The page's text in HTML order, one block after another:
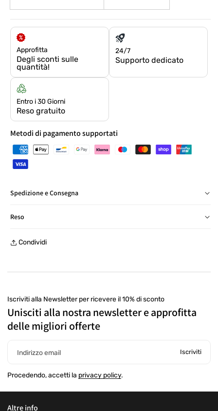
Approfitta
Degli sconti sulle
quantità!
24/7
Supporto dedicato
Entro i 30 Giorni
Reso gratuito
Metodi di pagamento supportati
Spedizione e Consegna
Reso
un punto di ritiro
Condividi
Iscriviti alla Newsletter per ricevere il 10% di sconto
Unisciti alla nostra newsletter e approfitta
delle migliori offerte
Indirizzo email Iscriviti
Procedendo, accetti la privacy policy.
Altre info